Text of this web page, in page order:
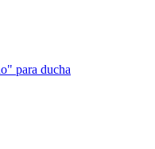
para ducha